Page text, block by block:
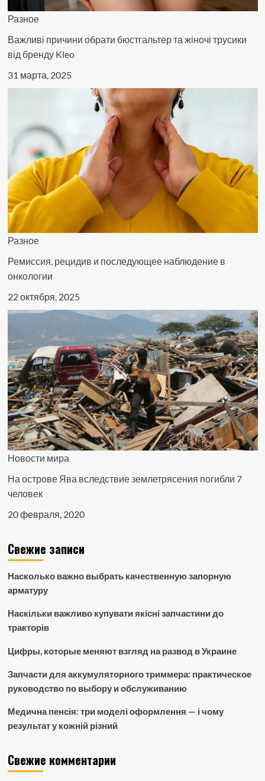
Разное
Важливі причини обрати бюстгальтер та жіночі трусики
від бренду Kleo
31 марта, 2025
Разное
Ремиссия, рецидив и последующее наблюдение в
онкологии
22 октября, 2025
Новости мира
На острове Ява вследствие землетрясения погибли 7
человек
20 февраля, 2020
Свежие записи
Насколько важно выбрать качественную запорную
арматуру
Наскільки важливо купувати якісні запчастини до
тракторів
Цифры, которые меняют взгляд на развод в Украине
Запчасти для аккумуляторного триммера: практическое
руководство по выбору и обслуживанию
Медична пенсія: три моделі оформлення — і чому
результат у кожній різний
Свежие комментарии